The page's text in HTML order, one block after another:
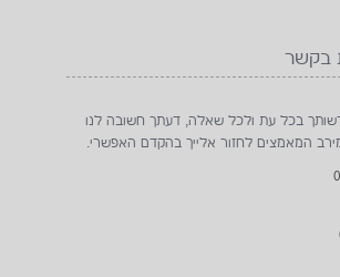
בקשר
בכל עת ולכל שאלה, דעתך חשובה לנו
המאמצים לחזור אלייך בהקדם האפשרי.